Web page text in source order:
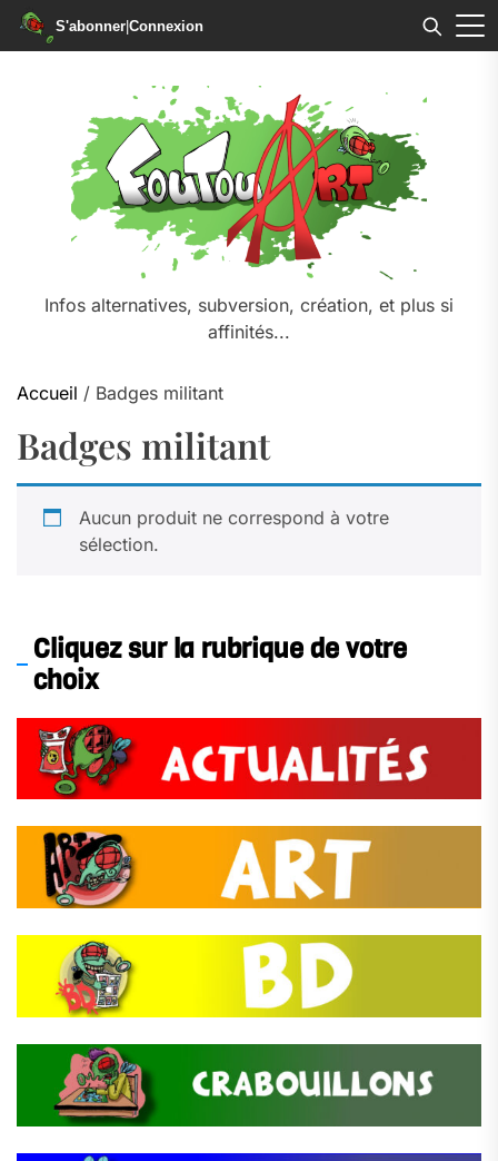
S'abonner|Connexion
Infos alternatives, subversion, création, et plus si
affinités...
Accueil / Badges militant
Badges militant
Aucun produit ne correspond à votre
sélection.
Cliquez sur la rubrique de votre
choix